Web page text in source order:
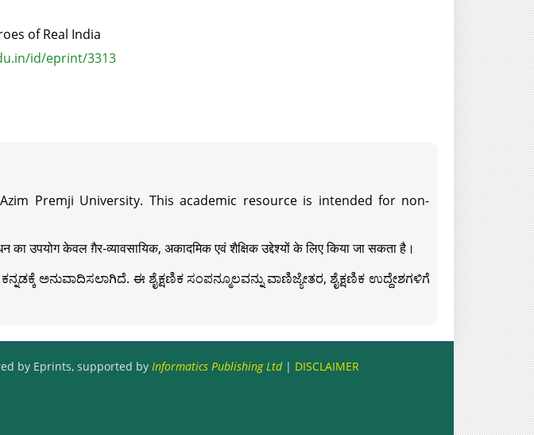
of Real India
id/eprint/3313
Premji University. This academic resource is intended for non-
का उपयोग केवल ग़ैर-व्यावसायिक, अकादमिक एवं शैक्षिक उद्देश्यों के लिए किया जा सकता है।
ಅನುವಾದಿಸಲಾಗಿದೆ. ಈ ಶೈಕ್ಷಣಿಕ ಸಂಪನ್ಮೂಲವನ್ನು ವಾಣಿಜ್ಯೇತರ, ಶೈಕ್ಷಣಿಕ ಉದ್ದೇಶಗಳಿಗೆ
by Eprints, supported by Informatics Publishing Ltd| DISCLAIMER